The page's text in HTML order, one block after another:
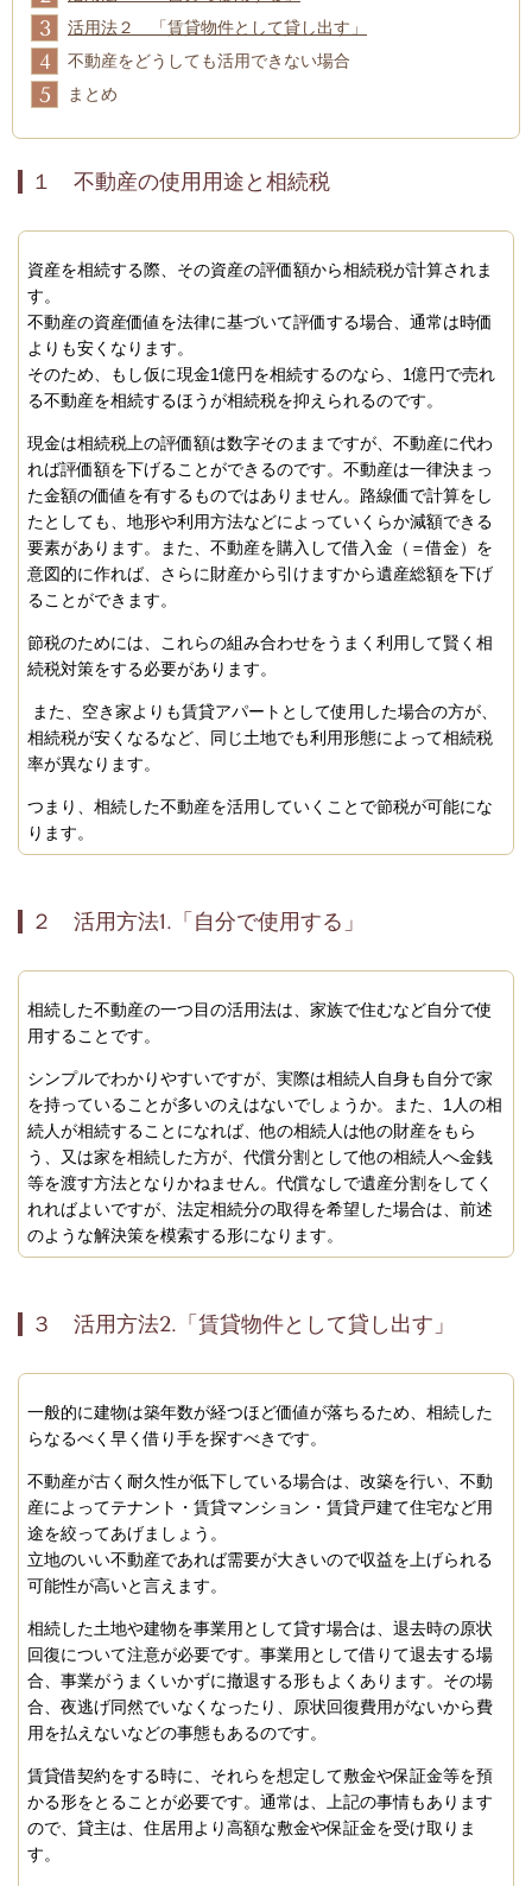
3 活用法２ 「賃貸物件として貸し出す」
4 不動産をどうしても活用できない場合
5 まとめ
１ 不動産の使用用途と相続税
資産を相続する際、その資産の評価額から相続税が計算されま
す。
不動産の資産価値を法律に基づいて評価する場合、通常は時価
よりも安くなります。
そのため、もし仮に現金1億円を相続するのなら、 1億円で売れ
る不動産を相続するほうが相続税を抑えられるのです。
現金は相続税上の評価額は数字そのままですが、不動産に代わ
れば評価額を下げることができるのです。不動産は一律決まっ
た金額の価値を有するものではありません。路線価で計算をし
たとしても、地形や利用方法などによっていくらか減額できる
要素があります。また、不動産を購入して借入金（＝借金）を
意図的に作れば、さらに財産から引けますから遺産総額を下げ
ることができます。
節税のためには、これらの組み合わせをうまく利用して賢く相
続税対策をする必要があります。
また、空き家よりも賃貸アパートとして使用した場合の方が、
相続税が安くなるなど、同じ土地でも利用形態によって相続税
率が異なります。
つまり、相続した不動産を活用していくことで節税が可能にな
ります。
２ 活用方法1. 「自分で使用する」
相続した不動産の一つ目の活用法は、家族で住むなど自分で使
用することです。
シンプルでわかりやすいですが、実際は相続人自身も自分で家
を持っていることが多いのえはないでしょうか。また、1人の相
続人が相続することになれば、他の相続人は他の財産をもら
う、又は家を相続した方が、代償分割として他の相続人へ金銭
等を渡す方法となりかねません。代償なしで遺産分割をしてく
れればよいですが、法定相続分の取得を希望した場合は、前述
のような解決策を模索する形になります。
３ 活用方法2. 「賃貸物件として貸し出す」
一般的に建物は築年数が経つほど価値が落ちるため、相続した
らなるべく早く借り手を探すべきです。
不動産が古く耐久性が低下している場合は、改築を行い、不動
産によってテナント・賃貸マンション・賃貸戸建て住宅など用
途を絞ってあげましょう。
立地のいい不動産であれば需要が大きいので収益を上げられる
可能性が高いと言えます。
相続した土地や建物を事業用として貸す場合は、退去時の原状
回復について注意が必要です。事業用として借りて退去する場
合、事業がうまくいかずに撤退する形もよくあります。その場
合、夜逃げ同然でいなくなったり、原状回復費用がないから費
用を払えないなどの事態もあるのです。
賃貸借契約をする時に、それらを想定して敷金や保証金等を預
かる形をとることが必要です。通常は、上記の事情もあります
ので、貸主は、住居用より高額な敷金や保証金を受け取りま
す。